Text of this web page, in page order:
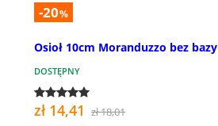
-20%
Osioł 10cm Moranduzzo bez bazy
DOSTĘPNY
zł 14,41 zł 18,01